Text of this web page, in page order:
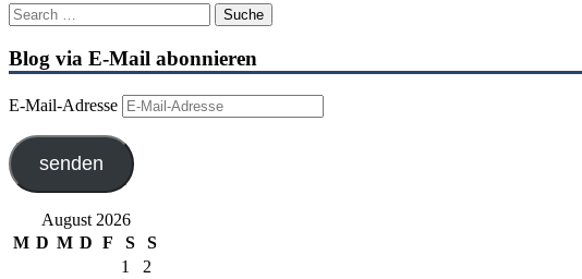
Blog via E-Mail abonnieren
E-Mail-Adresse
senden
August 2026
M D M D F S
S
1
2